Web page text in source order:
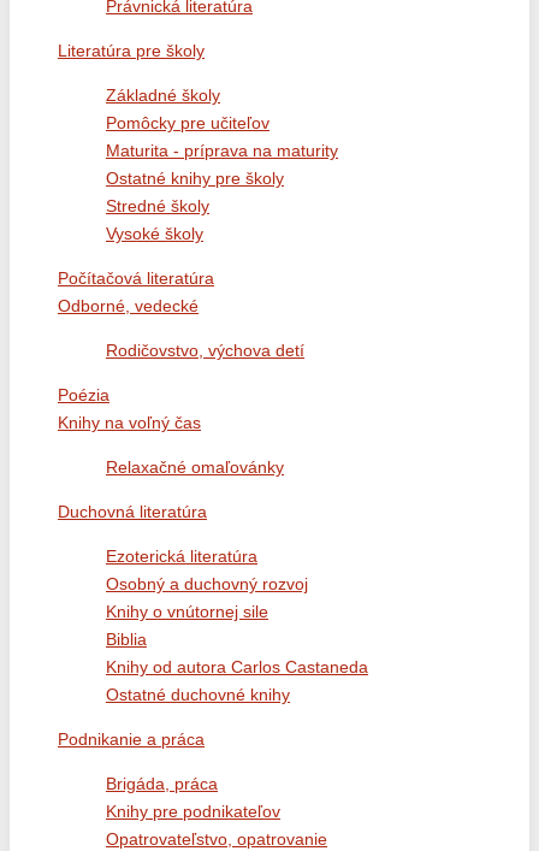
Právnická literatúra
Literatúra pre školy
Základné školy
Pomôcky pre učiteľov
Maturita - príprava na maturity
Ostatné knihy pre školy
Stredné školy
Vysoké školy
Počítačová literatúra
Odborné, vedecké
Rodičovstvo, výchova detí
Poézia
Knihy na voľný čas
Relaxačné omaľovánky
Duchovná literatúra
Ezoterická literatúra
Osobný a duchovný rozvoj
Knihy o vnútornej sile
Biblia
Knihy od autora Carlos Castaneda
Ostatné duchovné knihy
Podnikanie a práca
Brigáda, práca
Knihy pre podnikateľov
Opatrovateľstvo, opatrovanie